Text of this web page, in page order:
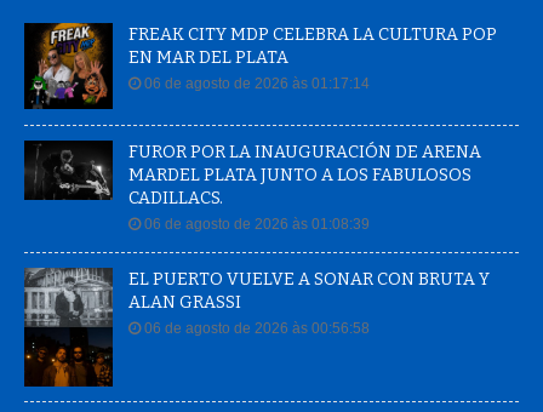
FREAK CITY MDP CELEBRA LA CULTURA POP
EN MAR DEL PLATA
06 de agosto de 2026 às 01:17:14
FUROR POR LA INAUGURACIÓN DE ARENA
MARDEL PLATA JUNTO A LOS FABULOSOS
CADILLACS.
06 de agosto de 2026 às 01:08:39
EL PUERTO VUELVE A SONAR CON BRUTA Y
ALAN GRASSI
06 de agosto de 2026 às 00:56:58